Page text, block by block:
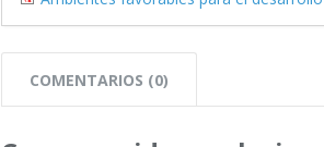
COMENTARIOS (0)